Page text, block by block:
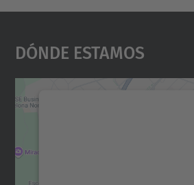
Dónde Estamos